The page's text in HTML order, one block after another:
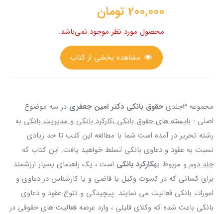
200,000 تومان
محصول مورد نظر موجود نمی‌باشد.
مشاهده بخشی از کتاب
مجموعه 3جلدی حقوق بانکی دکتر امین جعفری در سه موضوع
اصلی : بایسته های حقوق بانکی ،کارکرد بانکی و مدیریت بانکی به
رشته تحریر در آمده است شما با مطالعه این کتب تا حد زیادی
نسبت به عقود و دعاوی بانکی تسلط خواهید یافت. این کتاب که
جلد دوم و مربوط بهکارکرد بانکی است ، یک راهنمای بسیار ارزشمند
برای کسانی که در کسوت وکیل یا قاضی و یا کارشناس در دعاوی و
امورات بانکی فعالیت می نمایند. پیچیدگی و تنوع عقود و دعاوی
بانکی باعث شده که وکلای قلیلی ، وارد عرصه فعالیت های حقوقی در